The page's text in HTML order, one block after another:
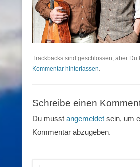
Trackbacks sind geschlossen, aber Du
Kommentar hinterlassen.
Schreibe einen
Du musst angemeldet sein, um
Kommentar abzugeben.